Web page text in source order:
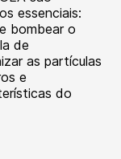
essenciais:
bombear o
de
as partículas
e
do